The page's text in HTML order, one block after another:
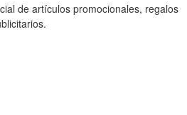
de artículos promocionales, regalos